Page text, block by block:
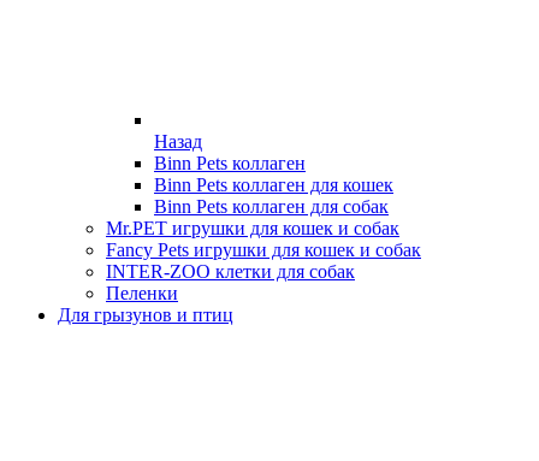
Назад
Binn Pets коллаген
Binn Pets коллаген для кошек
Binn Pets коллаген для собак
Mr.PET игрушки для кошек и собак
Fancy Pets игрушки для кошек и собак
INTER-ZOO клетки для собак
Пеленки
Для грызунов и птиц